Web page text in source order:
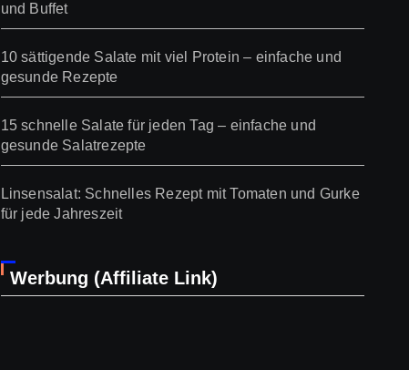
und Buffet
10 sättigende Salate mit viel Protein – einfache und
gesunde Rezepte
15 schnelle Salate für jeden Tag – einfache und
gesunde Salatrezepte
Linsensalat: Schnelles Rezept mit Tomaten und Gurke
für jede Jahreszeit
Werbung (Affiliate Link)